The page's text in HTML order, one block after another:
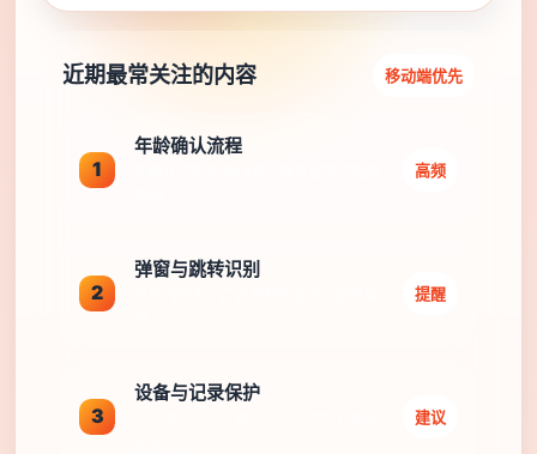
近期最常关注的内容 移动端优先
1
年龄确认流程
高频
2
弹窗与跳转识别
提醒
3
设备与记录保护
建议